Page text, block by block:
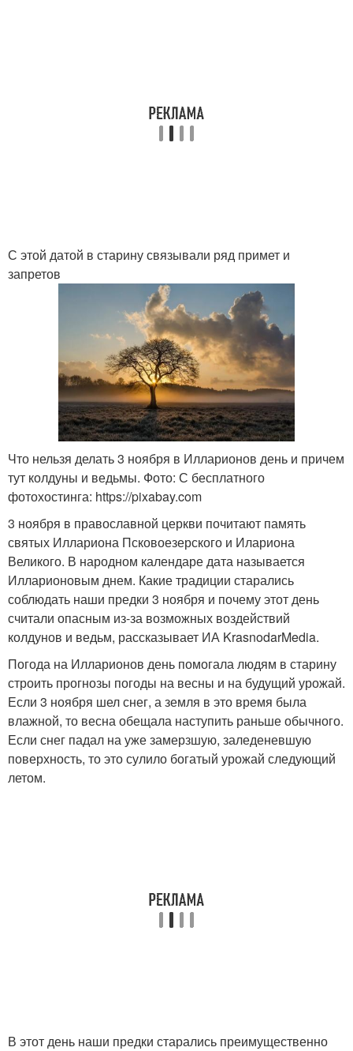
С этой датой в старину связывали ряд примет и
запретов
Что нельзя делать 3 ноября в Илларионов день и причем
тут колдуны и ведьмы. Фото: С бесплатного
фотохостинга: https://pixabay.com
3 ноября в православной церкви почитают память
святых Иллариона Псковоезерского и Илариона
Великого. В народном календаре дата называется
Илларионовым днем. Какие традиции старались
соблюдать наши предки 3 ноября и почему этот день
считали опасным из-за возможных воздействий
колдунов и ведьм, рассказывает ИА KrasnodarMedia.
Погода на Илларионов день помогала людям в старину
строить прогнозы погоды на весны и на будущий урожай.
Если 3 ноября шел снег, а земля в это время была
влажной, то весна обещала наступить раньше обычного.
Если снег падал на уже замерзшую, заледеневшую
поверхность, то это сулило богатый урожай следующий
летом.
В этот день наши предки старались преимущественно